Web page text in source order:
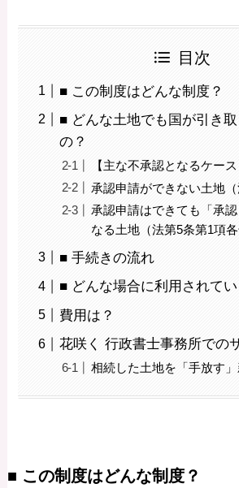
目次
■ この制度はどんな制度？
■ どんな土地でも国が引き
の？
【主な不承認となるケース
承認申請ができない土地（
承認申請はできても「承
なる土地（法第5条第1項各
■ 手続きの流れ
■ どんな場合に利用されてい
費用は？
花咲く 行政書士事務所での
相続した土地を「手放す
■ この制度はどんな制度？